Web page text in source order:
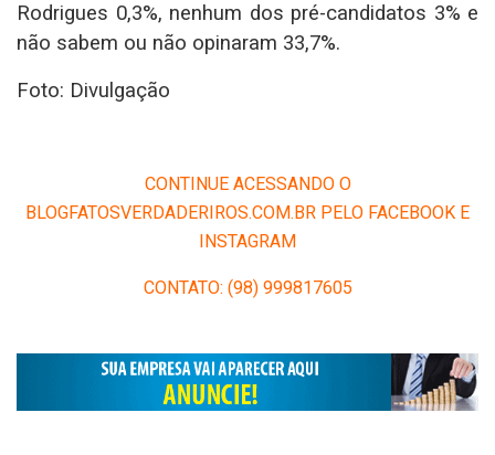
Rodrigues 0,3%, nenhum dos pré-candidatos 3% e
não sabem ou não opinaram 33,7%.
Foto: Divulgação
CONTINUE ACESSANDO O
BLOGFATOSVERDADERIROS.COM.BR PELO FACEBOOK E
INSTAGRAM
CONTATO: (98) 999817605